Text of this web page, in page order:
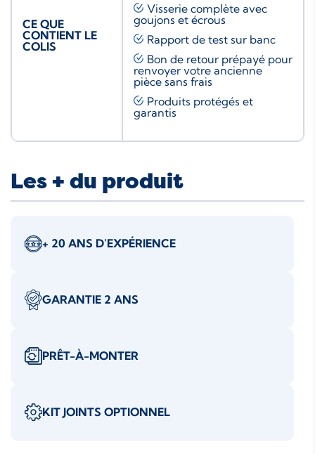
CE QUE
CONTIENT LE
COLIS
Visserie complète avec
goujons et écrous
Rapport de test sur banc
Bon de retour prépayé pour
renvoyer votre ancienne
pièce sans frais
Produits protégés et
garantis
Les + du produit
+ 20 ANS D'EXPÉRIENCE
GARANTIE 2 ANS
PRÊT-À-MONTER
KIT JOINTS OPTIONNEL